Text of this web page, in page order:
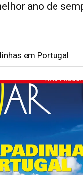
ano de
em Portugal